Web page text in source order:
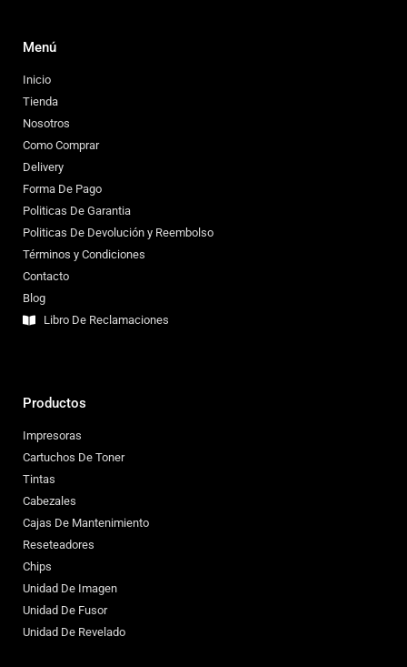
Menú
Inicio
Tienda
Nosotros
Como Comprar
Delivery
Forma De Pago
Politicas De Garantia
Politicas De Devolución y Reembolso
Términos y Condiciones
Contacto
Blog
Libro De Reclamaciones
Productos
Impresoras
Cartuchos De Toner
Tintas
Cabezales
Cajas De Mantenimiento
Reseteadores
Chips
Unidad De Imagen
Unidad De Fusor
Unidad De Revelado